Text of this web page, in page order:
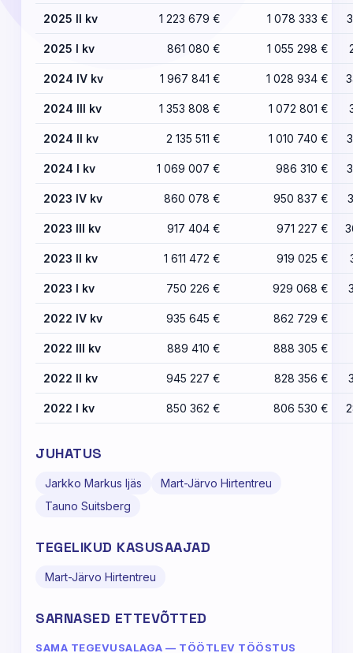
2025 II kv 1 223 679 € 1 078 333 €
2025 I kv 861 080 € 1 055 298 €
2024 IV kv 1 967 841 € 1 028 934 €
2024 III kv 1 353 808 € 1 072 801 €
2024 II kv 2 135 511 € 1 010 740 €
2024 I kv 1 069 007 € 986 310 €
2023 IV kv 860 078 € 950 837 €
2023 III kv 917 404 € 971 227 €
2023 II kv 1 611 472 € 919 025 €
2023 I kv 750 226 € 929 068 €
2022 IV kv 935 645 € 862 729 €
2022 III kv 889 410 € 888 305 €
2022 II kv 945 227 € 828 356 €
2022 I kv 850 362 € 806 530 €
JUHATUS
Jarkko Markus Ijäs
Mart-Järvo Hirtentreu
Tauno Suitsberg
TEGELIKUD KASUSAAJAD
Mart-Järvo Hirtentreu
SARNASED ETTEVÕTTED
SAMA TEGEVUSALAGA — TÖÖTLEV TÖÖSTUS